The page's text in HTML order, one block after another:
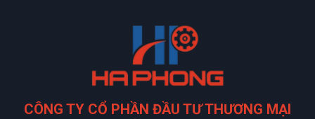
CÔNG TY CỔ PHẦN ĐẦU TƯ THƯƠNG MẠI